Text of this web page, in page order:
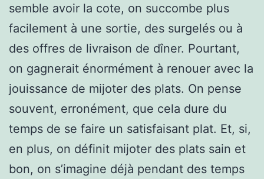
semble avoir la cote, on succombe plus
facilement à une sortie, des surgelés ou à
des offres de livraison de dîner. Pourtant,
on gagnerait énormément à renouer avec la
jouissance de mijoter des plats. On pense
souvent, erronément, que cela dure du
temps de se faire un satisfaisant plat. Et, si,
en plus, on définit mijoter des plats sain et
bon, on s’imagine déjà pendant des temps